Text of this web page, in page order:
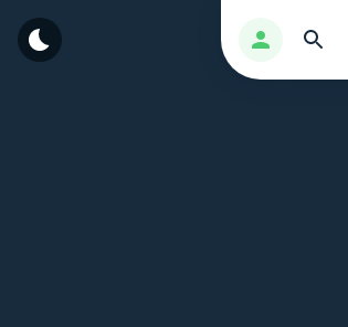
تسجيل الدخول بحث